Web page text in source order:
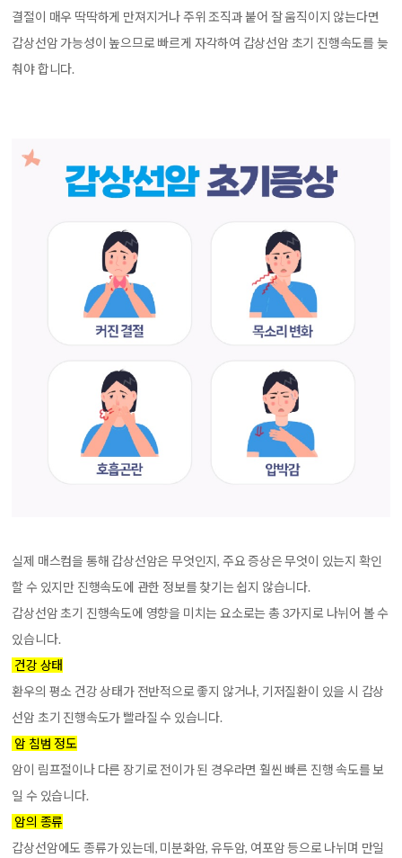
결절이 매우 딱딱하게 만져지거나 주위 조직과 붙어 잘 움직이지 않는다면
갑상선암 가능성이 높으므로 빠르게 자각하여 갑상선암 초기 진행속도를 늦
춰야 합니다.
실제 매스컴을 통해 갑상선암은 무엇인지, 주요 증상은 무엇이 있는지 확인
할 수 있지만 진행속도에 관한 정보를 찾기는 쉽지 않습니다.
갑상선암 초기 진행속도에 영향을 미치는 요소로는 총 3가지로 나뉘어 볼 수
있습니다.
건강 상태
환우의 평소 건강 상태가 전반적으로 좋지 않거나, 기저질환이 있을 시 갑상
선암 초기 진행속도가 빨라질 수 있습니다.
암 침범 정도
암이 림프절이나 다른 장기로 전이가 된 경우라면 훨씬 빠른 진행 속도를 보
일 수 있습니다.
암의 종류
갑상선암에도 종류가 있는데, 미분화암, 유두암, 여포암 등으로 나뉘며 만일